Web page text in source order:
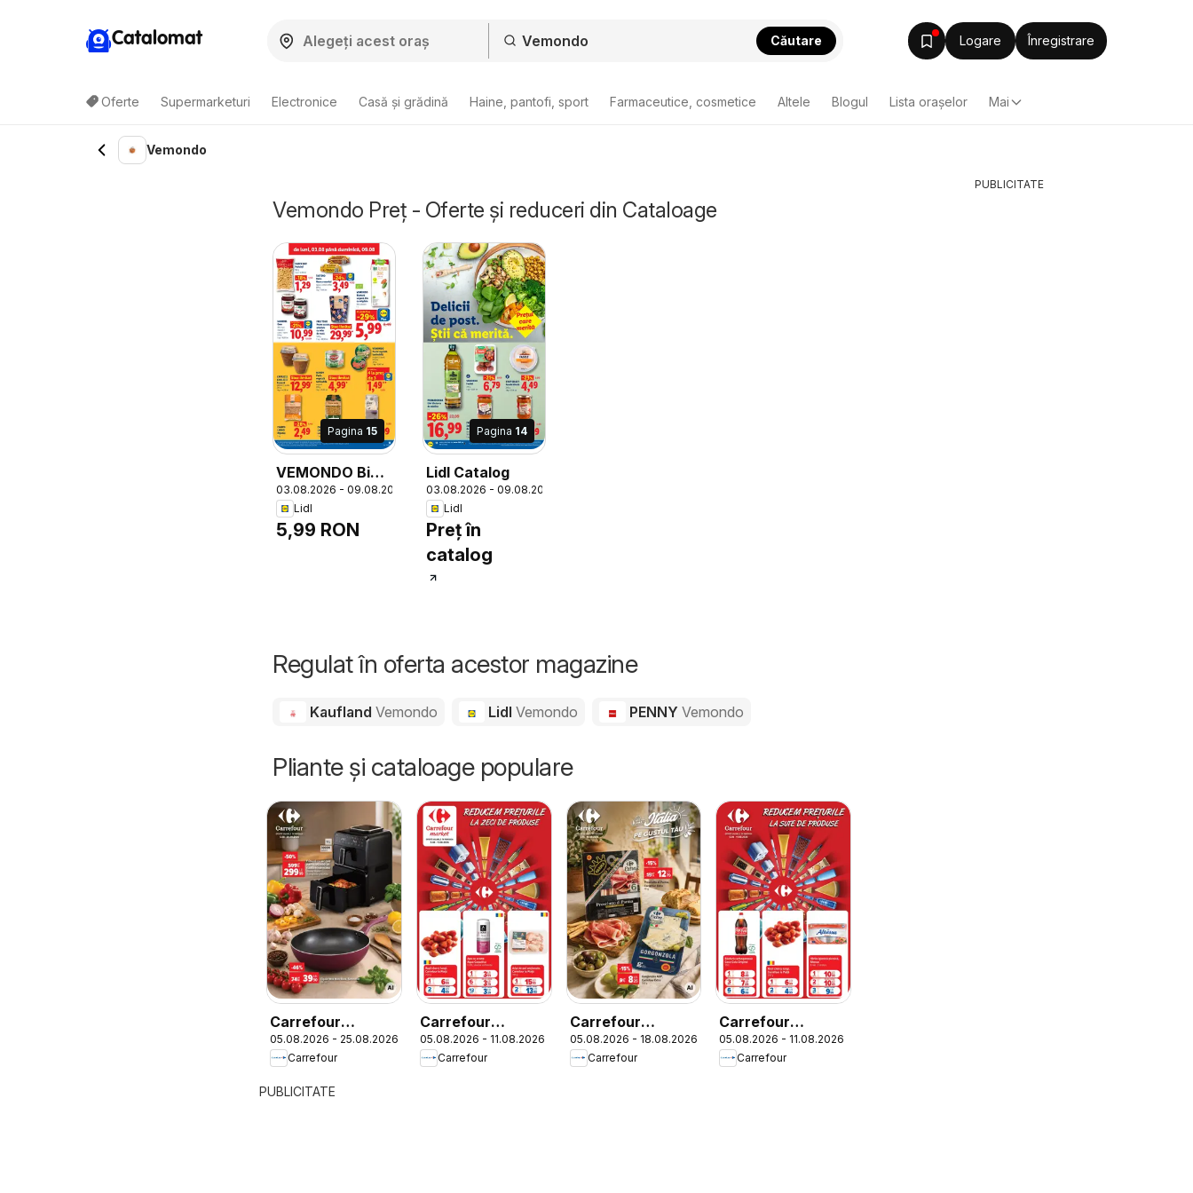
Catalomat Căutare Logare Înregistrare
Oferte Supermarketuri Electronice Casă și grădină Haine, pantofi, sport Farmaceutice, cosmetice Altele Blogul Lista oraşelor Mai
Vemondo
Vemondo Preț - Oferte și reduceri din Cataloage
Pagina 15
VEMONDO Bio
Almond Drink,
SUGAR-FREE,
VEGAN
03.08.2026 - 09.08.2026
Lidl
5,99 RON
Pagina 14
Lidl Catalog
03.08.2026 - 09.08.2026
Lidl
Preț în
catalog
Regulat în oferta acestor magazine
Kaufland Vemondo LidlVemondo PENNYVemondo
Pliante și cataloage populare
Carrefour
Catalog Nonfood
05.08.2026 - 25.08.2026
Carrefour
Carrefour
Catalog Market
05.08.2026 - 11.08.2026
Carrefour
Carrefour
Catalog Special
Italian week
05.08.2026 - 18.08.2026
Carrefour
Carrefour
Catalog
05.08.2026 - 11.08.2026
Carrefour
PUBLICITATE
PUBLICITATE